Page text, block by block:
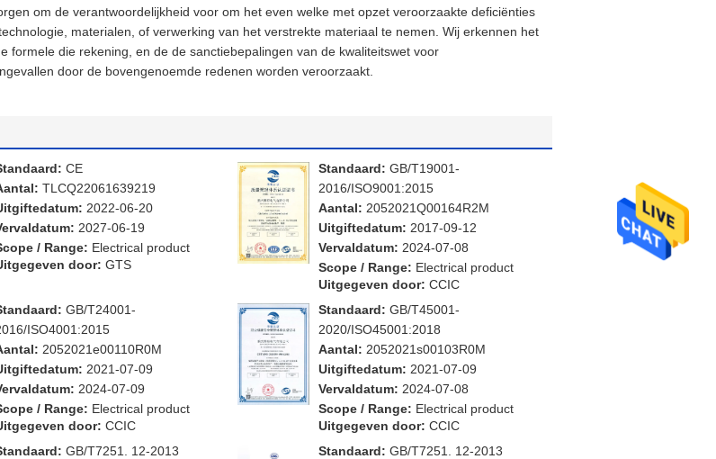
om de verantwoordelijkheid voor om het even welke met opzet veroorzaakte deficiënties
materialen, of verwerking van het verstrekte materiaal te nemen. Wij erkennen het
formele die rekening, en de de sanctiebepalingen van de kwaliteitswet voor
door de bovengenoemde redenen worden veroorzaakt.
CE
TLCQ22061639219
2022-06-20
2027-06-19
/ Range: Electrical product
door: GTS
Standaard: GB/T19001-
2016/ISO9001:2015
Aantal: 2052021Q00164R2M
Uitgiftedatum: 2017-09-12
Vervaldatum: 2024-07-08
Scope / Range: Electrical product
Uitgegeven door: CCIC
GB/T24001-
ISO4001:2015
2052021e00110R0M
2021-07-09
2024-07-09
/ Range: Electrical product
door: CCIC
Standaard: GB/T45001-
2020/ISO45001:2018
Aantal: 2052021s00103R0M
Uitgiftedatum: 2021-07-09
Vervaldatum: 2024-07-08
Scope / Range: Electrical product
Uitgegeven door: CCIC
GB/T7251. 12-2013
Standaard: GB/T7251. 12-2013